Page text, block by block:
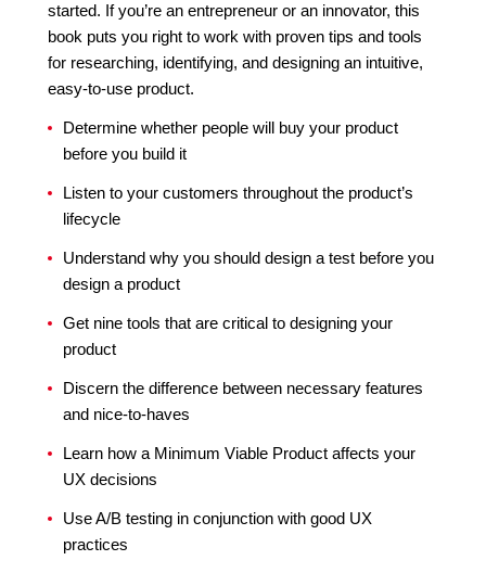
started. If you’re an entrepreneur or an innovator, this
book puts you right to work with proven tips and tools
for researching, identifying, and designing an intuitive,
easy-to-use product.
Determine whether people will buy your product
before you build it
Listen to your customers throughout the product’s
lifecycle
Understand why you should design a test before you
design a product
Get nine tools that are critical to designing your
product
Discern the difference between necessary features
and nice-to-haves
Learn how a Minimum Viable Product affects your
UX decisions
Use A/B testing in conjunction with good UX
practices